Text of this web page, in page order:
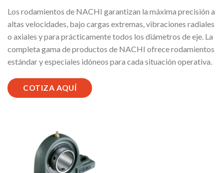
Los rodamientos de NACHI garantizan la máxima precisión a
altas velocidades, bajo cargas extremas, vibraciones radiales
o axiales y para prácticamente todos los diámetros de eje. La
completa gama de productos de NACHI ofrece rodamientos
estándar y especiales idóneos para cada situación operativa.
COTIZA AQUÍ